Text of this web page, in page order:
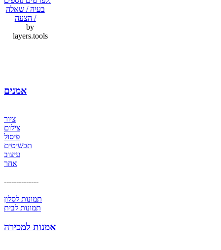
בעיה / שאלה
/ הצעה
by
layers.tools
אמנים
ציור
צילום
פיסול
תכשיטים
עיצוב
אחר
--------------
תמונות לסלון
תמונות לבית
אמנות למכירה